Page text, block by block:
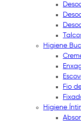
Higiene
Fio
Higiene